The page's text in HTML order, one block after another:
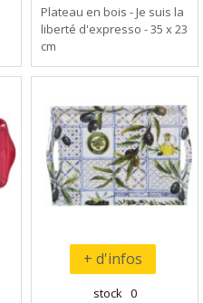
Plateau en bois - Je suis la
liberté d'expresso - 35 x 23
cm
+ d'infos
stock 0